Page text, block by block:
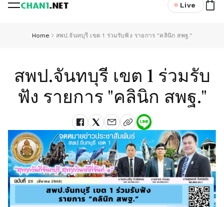
Live
Home สพป.จันทบุรี เขต 1 ร่วมรับฟัง รายการ "คลินิก สพฐ."
สพป.จันทบุรี เขต 1 ร่วมรับ
ฟัง รายการ "คลินิก สพฐ."